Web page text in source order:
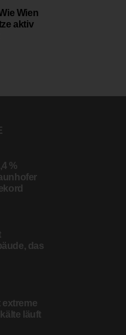
Wien
aktiv
%
das
extreme
läuft